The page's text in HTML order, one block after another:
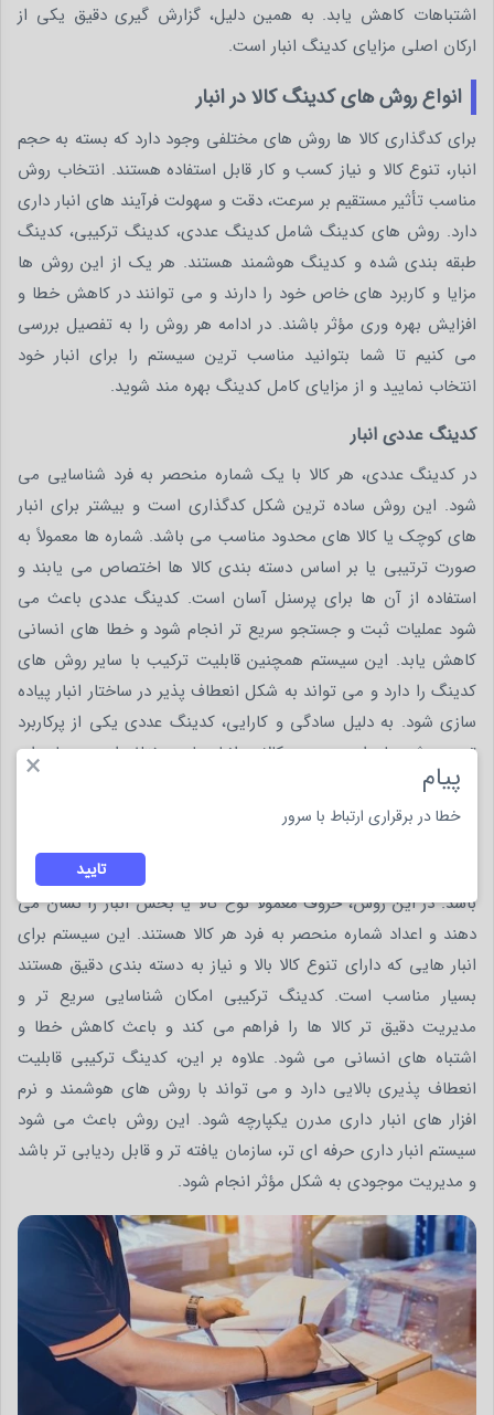
اشتباهات کاهش یابد. به همین دلیل، گزارش گیری دقیق یکی از
ارکان اصلی مزایای کدینگ انبار است.
انواع روش های کدینگ کالا در انبار
برای کدگذاری کالا ها روش های مختلفی وجود دارد که بسته به حجم
انبار، تنوع کالا و نیاز کسب و کار قابل استفاده هستند. انتخاب روش
مناسب تأثیر مستقیم بر سرعت، دقت و سهولت فرآیند های انبار داری
دارد. روش های کدینگ شامل کدینگ عددی، کدینگ ترکیبی، کدینگ
طبقه بندی شده و کدینگ هوشمند هستند. هر یک از این روش ها
مزایا و کاربرد های خاص خود را دارند و می توانند در کاهش خطا و
افزایش بهره وری مؤثر باشند. در ادامه هر روش را به تفصیل بررسی
می کنیم تا شما بتوانید مناسب ترین سیستم را برای انبار خود
انتخاب نمایید و از مزایای کامل کدینگ بهره مند شوید.
کدینگ عددی انبار
در کدینگ عددی، هر کالا با یک شماره منحصر به فرد شناسایی می
شود. این روش ساده ترین شکل کدگذاری است و بیشتر برای انبار
های کوچک یا کالا های محدود مناسب می باشد. شماره ها معمولاً به
صورت ترتیبی یا بر اساس دسته بندی کالا ها اختصاص می یابند و
استفاده از آن ها برای پرسنل آسان است. کدینگ عددی باعث می
شود عملیات ثبت و جستجو سریع تر انجام شود و خطا های انسانی
کاهش یابد. این سیستم همچنین قابلیت ترکیب با سایر روش های
کدینگ را دارد و می تواند به شکل انعطاف پذیر در ساختار انبار پیاده
سازی شود. به دلیل سادگی و کارایی، کدینگ عددی یکی از پرکاربرد
ترین روش ها برای مدیریت کالا در انبار های مختلف است و پایه ای
مناسب برای سیستم های پیچیده تر به شمار می رود.
کدینگ ترکیبی انبار (حروف + عدد)
کدینگ ترکیبی شامل ترکیب حروف و اعداد برای شناسایی کالا ها می
باشد. در این روش، حروف معمولاً نوع کالا یا بخش انبار را نشان می
دهند و اعداد شماره منحصر به فرد هر کالا هستند. این سیستم برای
انبار هایی که دارای تنوع کالا بالا و نیاز به دسته بندی دقیق هستند
بسیار مناسب است. کدینگ ترکیبی امکان شناسایی سریع تر و
مدیریت دقیق تر کالا ها را فراهم می کند و باعث کاهش خطا و
اشتباه های انسانی می شود. علاوه بر این، کدینگ ترکیبی قابلیت
انعطاف پذیری بالایی دارد و می تواند با روش های هوشمند و نرم
افزار های انبار داری مدرن یکپارچه شود. این روش باعث می شود
سیستم انبار داری حرفه ای تر، سازمان یافته تر و قابل ردیابی تر باشد
و مدیریت موجودی به شکل مؤثر انجام شود.
× پیام
خطا در برقراری ارتباط با سرور
تایید